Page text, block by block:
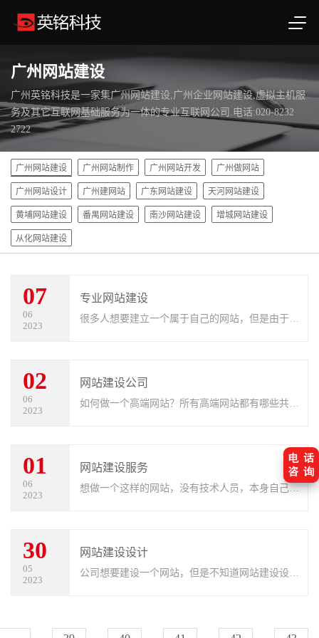
广州网站建设
广州英铭科技是一家集广州网站建设,广州企业网站建设,虚拟主机服
务及其它互联网基础服务为一体的专业互联网公司.电话:020-8232
2722
广州网站建设 广州网站制作 广州网站开发 广州做网站
广州网站设计 广州建网站 广东网站建设 天河网站建设
黄埔网站建设 番禺网站建设 南沙网站建设 增城网站建设
从化网站建设
07
06
2023
专业网站建设
很多人想要建立一个属于自己的网站，但是由于建
02
06
2023
网站建设公司
如何做一个高端网站？所有高端网站都有哪些共同
01
06
2023
网站建设服务
想做一个这样的网站，没有技术人员，本身自己不
30
05
2023
网站建设设计
公司想要建设一个网站，但是不知道网站建设设计
关网站建设设计需要做的基本流程，帮